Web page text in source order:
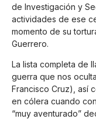
de Investigación y
actividades de ese
momento de su
Guerrero.
La lista completa de
guerra que nos
Francisco Cruz), así
en cólera cuando
“muy aventurado”